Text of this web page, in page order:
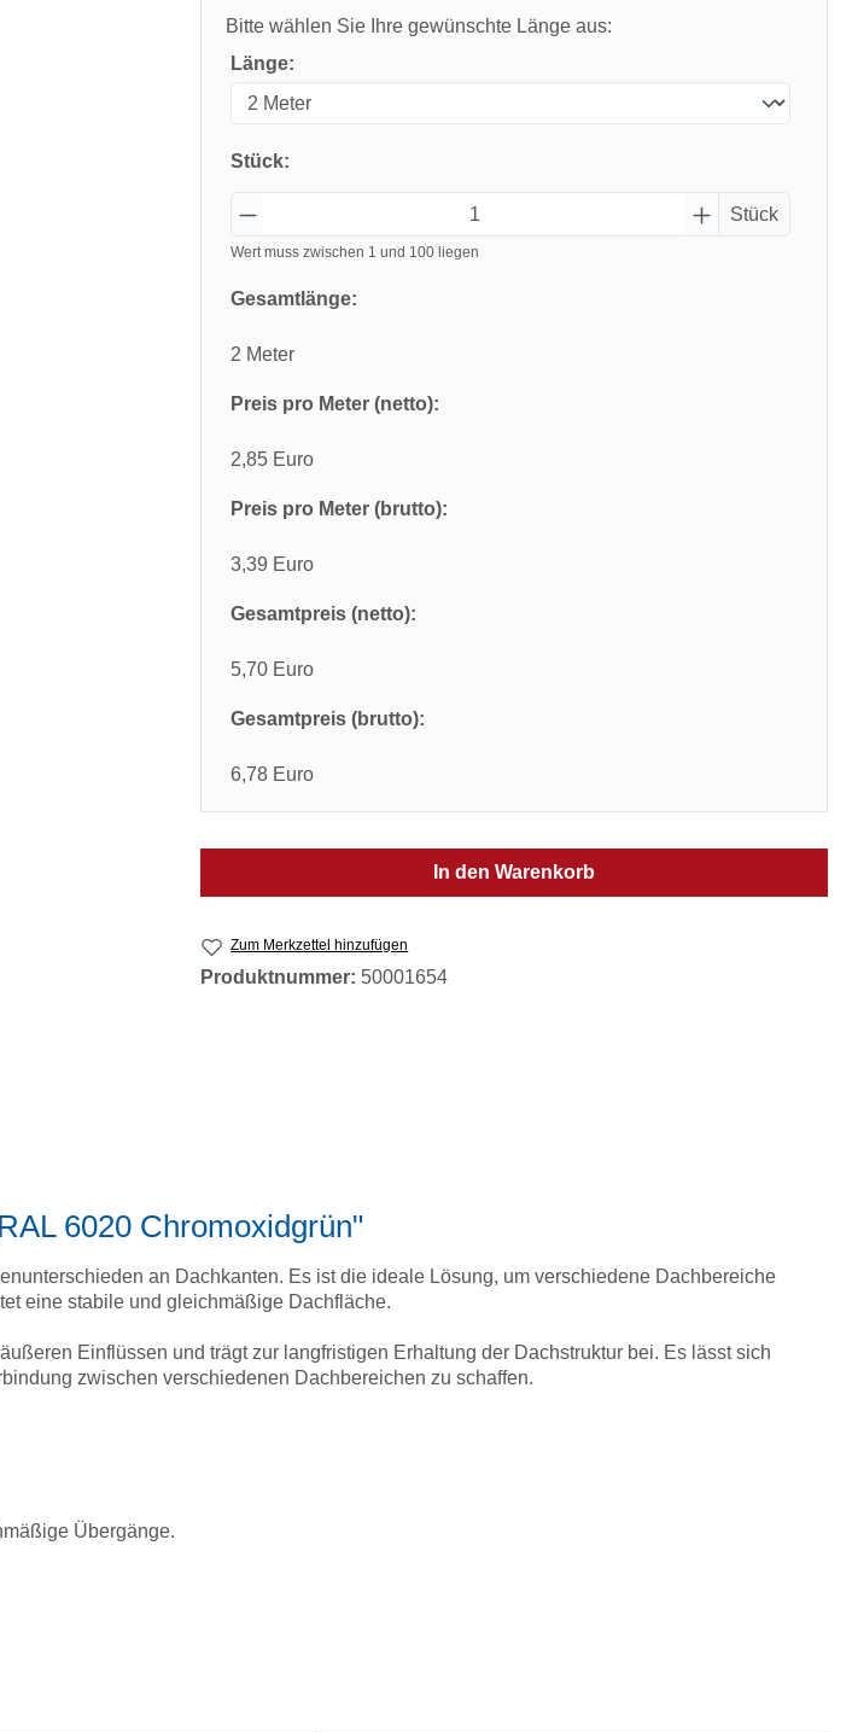
Bitte wählen Sie Ihre gewünschte Länge aus:
Länge:
Stück:
Stück
Wert muss zwischen 1 und 100 liegen
Gesamtlänge:
2 Meter
Preis pro Meter (netto):
2,85 Euro
Preis pro Meter (brutto):
3,39 Euro
Gesamtpreis (netto):
5,70 Euro
Gesamtpreis (brutto):
6,78 Euro
In den Warenkorb
Zum Merkzettel hinzufügen
Produktnummer: 50001654
6020 Chromoxidgrün"
an Dachkanten. Es ist die ideale Lösung, um verschiedene Dachbereiche
eine stabile und gleichmäßige Dachfläche.
Einflüssen und trägt zur langfristigen Erhaltung der Dachstruktur bei. Es lässt sich
zwischen verschiedenen Dachbereichen zu schaffen.
Übergänge.